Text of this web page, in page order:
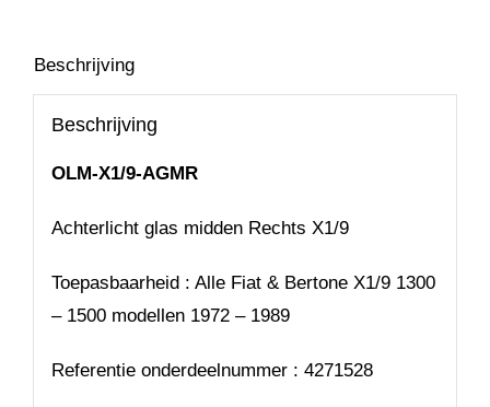
Beschrijving
Beschrijving
OLM-X1/9-AGMR
Achterlicht glas midden Rechts X1/9
Toepasbaarheid : Alle Fiat & Bertone X1/9 1300
– 1500 modellen 1972 – 1989
Referentie onderdeelnummer : 4271528